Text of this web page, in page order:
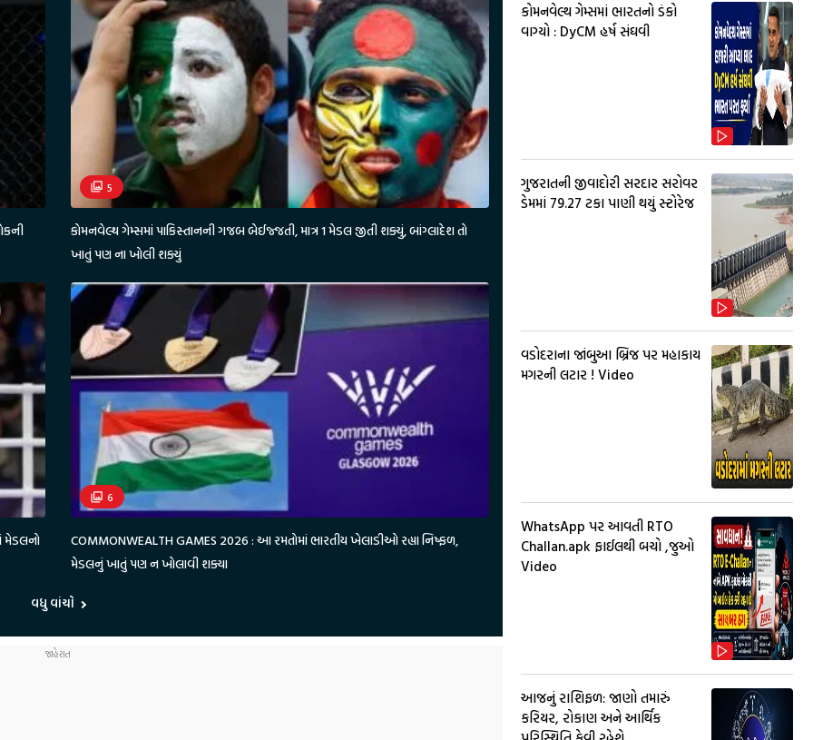
5
કોમનવેલ્થ ગેમ્સમાં પાકિસ્તાનની ગજબ બેઈજ્જતી, માત્ર 1 મેડલ જીતી શક્યું, બાંગ્લાદેશ તો
ખાતું પણ ના ખોલી શક્યું
મેડલનો
6
COMMONWEALTH GAMES 2026 : આ રમતોમાં ભારતીય ખેલાડીઓ રહ્યા નિષ્ફળ,
મેડલનું ખાતું પણ ન ખોલાવી શક્યા
વધુ વાંચો
કોમનવેલ્થ ગેમ્સમાં ભારતનો ડંકો
વાગ્યો : DyCM હર્ષ સંઘવી
ગુજરાતની જીવાદોરી સરદાર સરોવર
ડેમમાં 79.27 ટકા પાણી થયું સ્ટોરેજ
વડોદરાના જાંબુઆ બ્રિજ પર મહાકાય
મગરની લટાર ! Video
WhatsApp પર આવતી RTO
Challan.apk ફાઈલથી બચો ,જુઓ
Video
આજનું રાશિફળ: જાણો તમારું
કરિયર, રોકાણ અને આર્થિક